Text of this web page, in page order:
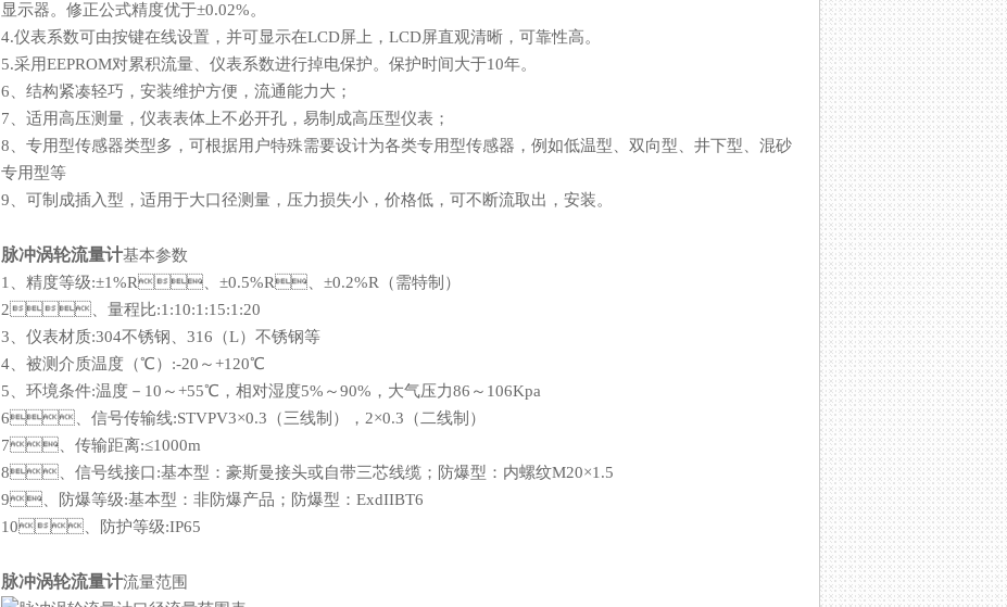
显示器。修正公式精度优于±0.02%。
4.仪表系数可由按键在线设置，并可显示在LCD屏上，LCD屏直观清晰，可靠性高。
5.采用EEPROM对累积流量、仪表系数进行掉电保护。保护时间大于10年。
6、结构紧凑轻巧，安装维护方便，流通能力大；
7、适用高压测量，仪表表体上不必开孔，易制成高压型仪表；
8、专用型传感器类型多，可根据用户特殊需要设计为各类专用型传感器，例如低温型、双向型、井下型、混砂
专用型等
9、可制成插入型，适用于大口径测量，压力损失小，价格低，可不断流取出，安装。
脉冲涡轮流量计基本参数
1、精度等级:±1%R、±0.5%R、±0.2%R（需特制）
2、量程比:1:10:1:15:1:20
3、仪表材质:304不锈钢、316（L）不锈钢等
4、被测介质温度（℃）:-20～+120℃
5、环境条件:温度－10～+55℃，相对湿度5%～90%，大气压力86～106Kpa
6、信号传输线:STVPV3×0.3（三线制），2×0.3（二线制）
7、传输距离:≤1000m
8、信号线接口:基本型：豪斯曼接头或自带三芯线缆；防爆型：内螺纹M20×1.5
9、防爆等级:基本型：非防爆产品；防爆型：ExdIIBT6
10、防护等级:IP65
脉冲涡轮流量计流量范围